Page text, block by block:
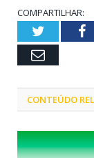
COMPARTILHAR:
Twitter
Email
CONTEÚDO